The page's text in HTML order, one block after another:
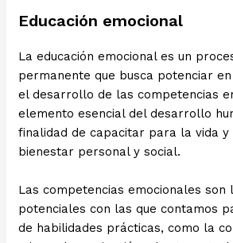
Educación emocional
La educación emocional es un
permanente que busca potenciar
el desarrollo de las competencias
elemento esencial del desarrollo
finalidad de capacitar para la vida
bienestar personal y social.
Las competencias emocionales son
potenciales con las que contamos
de habilidades prácticas, como la